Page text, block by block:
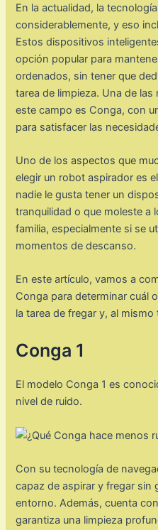
En la actualidad, la
considerablemente, y eso
Estos dispositivos
opción popular para
ordenados, sin tener que
tarea de limpieza. Una de
este campo es Conga, con
para satisfacer las
Uno de los aspectos que
elegir un robot aspirador es
nadie le gusta tener un
tranquilidad o que moleste a
familia, especialmente si se
momentos de descanso.
En este artículo, vamos a
Conga para determinar cuál
la tarea de fregar y, al
Conga 1
El modelo Conga 1 es
nivel de ruido.
Con su tecnología de
capaz de aspirar y fregar sin
entorno. Además, cuenta
garantiza una limpieza